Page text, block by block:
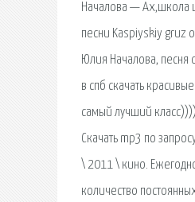
Началова — Ах,школа
песни Kaspiyskiy gruz
Юлия Началова, песня
в спб скачать
самый лучший
Скачать mp3 по
\ 2011 \ кино.
количество